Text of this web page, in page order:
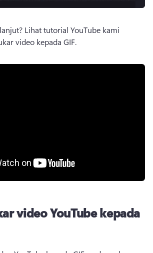
Lihat tutorial YouTube kami
video kepada GIF.
video YouTube kepada